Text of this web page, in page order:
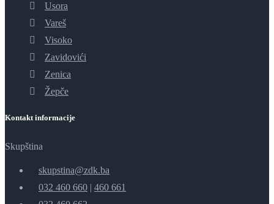
Usora
Vareš
Visoko
Zavidovići
Zenica
Žepče
Kontakt informacije
Skupština
skupstina@zdk.ba
032 460 660 | 460 661